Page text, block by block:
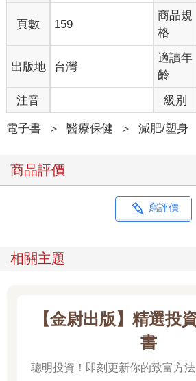
酒精和甜食就和賭博與藥物一樣。從「偶
天」，攝取量也漸漸增加。最後甚至可能
第三點，則是引發肝功能異常的原因。
大家都知道飲酒過量是造成肝功能異常的
知道，甜食和酒一樣，會對肝造成傷害。
便不喝酒，卻也患有脂肪肝。徹底推翻了
會不好」這個我們習以為常的概念。
身為作者，若大家在看了這本書之後，
同時維持健康的肝臟，我可以說是再高興
頁數 159
商品規
格
出版地 台灣
適讀年
齡
注音 級別
電子書 ＞ 醫療保健 ＞ 減肥/塑身
商品評價
寫評價
相關主題
【金尉出版】精選投
書
聰明投資！即刻更新你的致富方法